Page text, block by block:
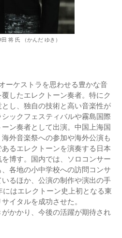
将 氏 （かんだ ゆき）
ーケストラを思わせる豊かな音
したエレクトーン奏者。特にク
し、独自の技術と高い音楽性が
ックフェスティバルや霧島国際
ン奏者として出演。中国上海国
外音楽祭への参加や海外公演も
るエレクトーンを演奏する日本
博す。国内では、ソロコンサー
各地の小中学校への訪問コンサ
るほか、公演の制作や演出の手
はエレクトーン史上初となる東
イタルを成功させた。
かかり、今後の活躍が期待され